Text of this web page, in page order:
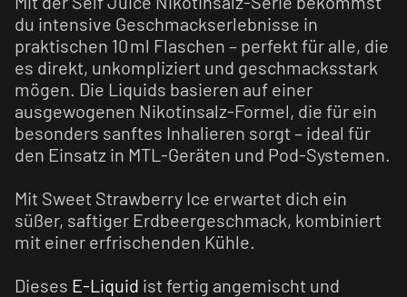
du intensive Geschmackserlebnisse in
praktischen 10 ml Flaschen – perfekt für alle, die
es direkt, unkompliziert und geschmacksstark
mögen. Die Liquids basieren auf einer
ausgewogenen Nikotinsalz-Formel, die für ein
besonders sanftes Inhalieren sorgt – ideal für
den Einsatz in MTL-Geräten und Pod-Systemen.
Mit Sweet Strawberry Ice erwartet dich ein
süßer, saftiger Erdbeergeschmack, kombiniert
mit einer erfrischenden Kühle.
Dieses E-Liquid ist fertig angemischt und